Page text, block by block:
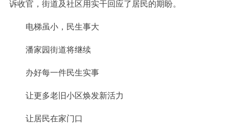
诉收官，街道及社区用实干回应了居民的期盼。
电梯虽小，民生事大
潘家园街道将继续
办好每一件民生实事
让更多老旧小区焕发新活力
让居民在家门口